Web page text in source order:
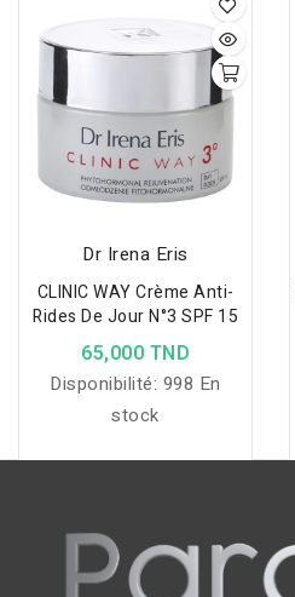
hommes de plus de 50
ans. Celle-ci se
manifeste par une gêne
plus ou moins importante
à la miction et des
mictions plus fréquentes
qui peuvent entrecouper
qualité du sommeil.
Doppelherz® aktiv
Prostacalm est une
combinaison d‘extraits
naturels de plantes et
d‘antioxydants
organiques et minéraux
de la prostate et
renforcent les défenses
Dr Irena Eris
CLINIC WAY Crème Anti-
Rides De Jour N°3 SPF 15
65,000 TND
Disponibilité: 998 En
stock